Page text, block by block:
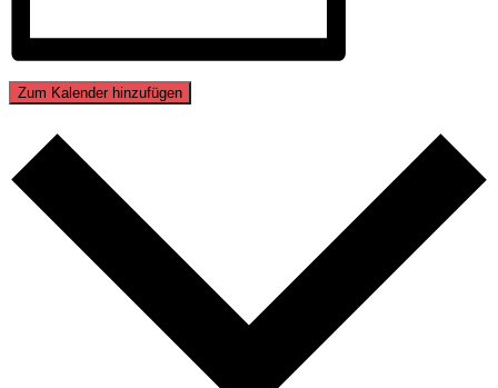
Zum Kalender hinzufügen